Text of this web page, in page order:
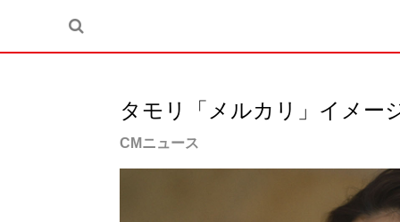
タモリ「メルカリ」イメー
CMニュース